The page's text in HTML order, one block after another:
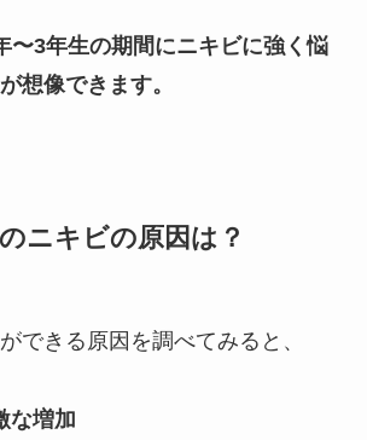
〜3年生の期間にニキビに強く悩
想像できます。
ニキビの原因は？
できる原因を調べてみると、
な増加